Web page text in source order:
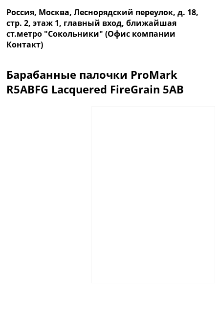
Россия, Москва, Леснорядский переулок, д. 18,
стр. 2, этаж 1, главный вход, ближайшая
ст.метро "Сокольники" (Офис компании
Контакт)
Барабанные палочки ProMark
R5ABFG Lacquered FireGrain 5AB